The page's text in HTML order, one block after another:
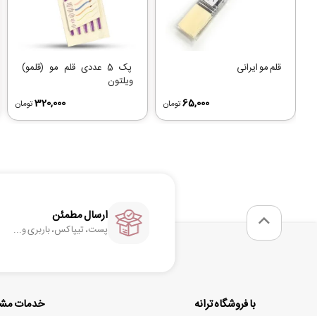
قلم مو ایرانی
65,000تومان
پک 5 عددی قلم مو (قلمو)
ویلتون
320,000تومان
ارسال مطمئن
پست، تیپاکس، باربری و...
با فروشگاه ترانه خدمات